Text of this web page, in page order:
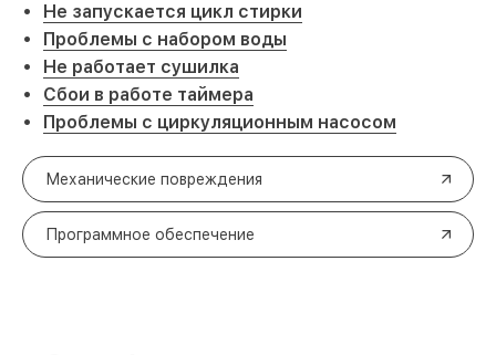
Не запускается цикл стирки
Проблемы с набором воды
Не работает сушилка
Сбои в работе таймера
Проблемы с циркуляционным насосом
Механические повреждения
Программное обеспечение